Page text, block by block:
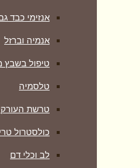
אנזימי כבד
אנמיה וברזל
טיפול בשבץ
טלסמיה
טרשת
כולסטרול
לב וכלי דם